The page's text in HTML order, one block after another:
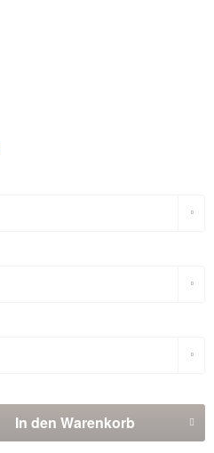
In den Warenkorb